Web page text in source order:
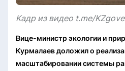
Кадр из видео t.me/
Вице-министр экологии и
Курмалаев доложил о
масштабировании системы